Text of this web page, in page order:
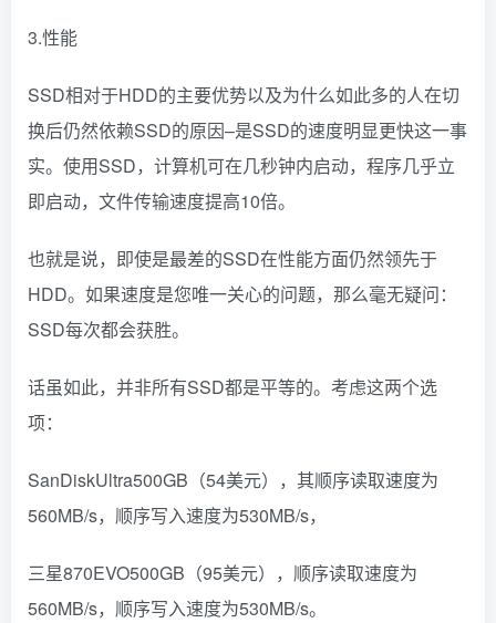
3.性能
SSD相对于HDD的主要优势以及为什么如此多的人在切
换后仍然依赖SSD的原因–是SSD的速度明显更快这一事
实。使用SSD，计算机可在几秒钟内启动，程序几乎立
即启动，文件传输速度提高10倍。
也就是说，即使是最差的SSD在性能方面仍然领先于
HDD。如果速度是您唯一关心的问题，那么毫无疑问：
SSD每次都会获胜。
话虽如此，并非所有SSD都是平等的。考虑这两个选
项：
SanDiskUltra500GB（54美元），其顺序读取速度为
560MB/s，顺序写入速度为530MB/s，
三星870EVO500GB（95美元），顺序读取速度为
560MB/s，顺序写入速度为530MB/s。